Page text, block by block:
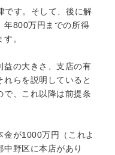
です。そして、後に解
年800万円までの所得
。
益の大きさ、支店の有
らを説明していると
で、これ以降は前提条
金が1000万円（これよ
中野区に本店があり